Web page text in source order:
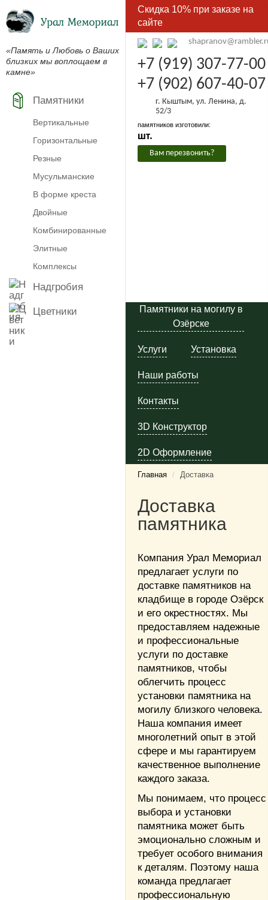
«Память и Любовь о Ваших
близких мы воплощаем в
камне»
Памятники
Вертикальные
Горизонтальные
Резные
Мусульманские
В форме креста
Двойные
Комбинированные
Элитные
Комплексы
Надгробия
Цветники
Скидка 10% при заказе на
сайте
+7 (919) 307-77-00
+7 (902) 607-40-07
г. Кыштым, ул. Ленина, д.
52/3
памятников изготовили:
шт.
Вам перезвонить?
Памятники на могилу в
Озёрске
Услуги Установка
Наши работы
Контакты
3D Конструктор
2D Оформление
Главная / Доставка
Доставка
памятника
Компания Урал Мемориал
предлагает услуги по
доставке памятников на
кладбище в городе Озёрск
и его окрестностях. Мы
предоставляем надежные
и профессиональные
услуги по доставке
памятников, чтобы
облегчить процесс
установки памятника на
могилу близкого человека.
Наша компания имеет
многолетний опыт в этой
сфере и мы гарантируем
качественное выполнение
каждого заказа.
Мы понимаем, что процесс
выбора и установки
памятника может быть
эмоционально сложным и
требует особого внимания
к деталям. Поэтому наша
команда предлагает
профессиональную